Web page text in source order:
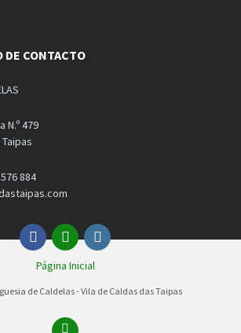
DE CONTACTO
N.º 479
884
Facebook
EmailInstagram
Página Inicial
de Caldelas - Vila de Caldas das Taipas